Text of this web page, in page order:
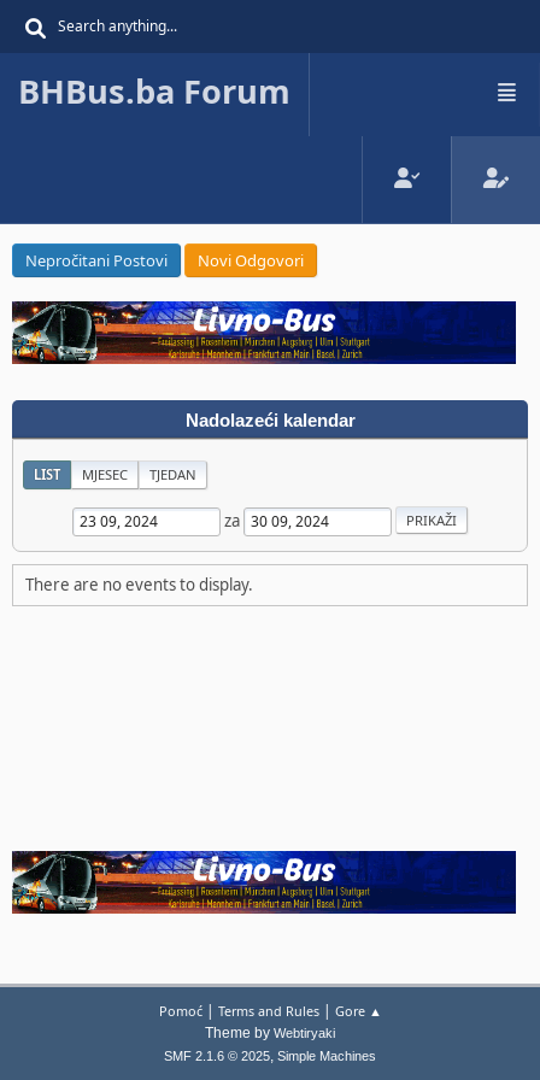
BHBus.ba Forum
Nepročitani Postovi Novi Odgovori
Nadolazeći kalendar
LIST MJESEC TJEDAN
za
There are no events to display.
Pomoć| Terms and Rules| Gore ▲
Theme by Webtiryaki
SMF 2.1.6 © 2025, Simple Machines